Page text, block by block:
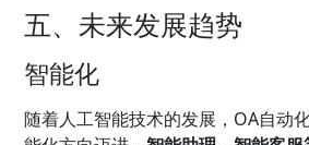
五、未来发展趋势
智能化
随着人工智能技术的发展，OA自动